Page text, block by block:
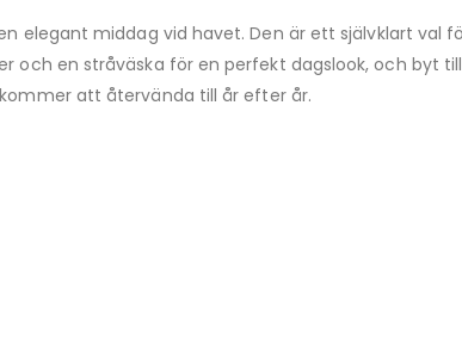
elegant middag vid havet. Den är ett självklart val
en stråväska för en perfekt dagslook, och byt
att återvända till år efter år.